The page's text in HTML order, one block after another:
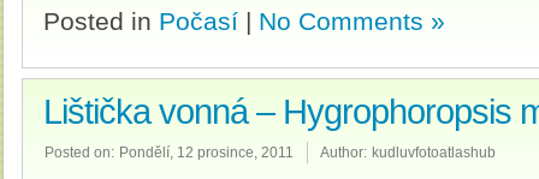
Posted in Počasí | No Comments »
Lištička vonná – Hygrophoropsis
Posted on: Pondělí, 12 prosince, 2011 Author: kudluvfotoatlashub